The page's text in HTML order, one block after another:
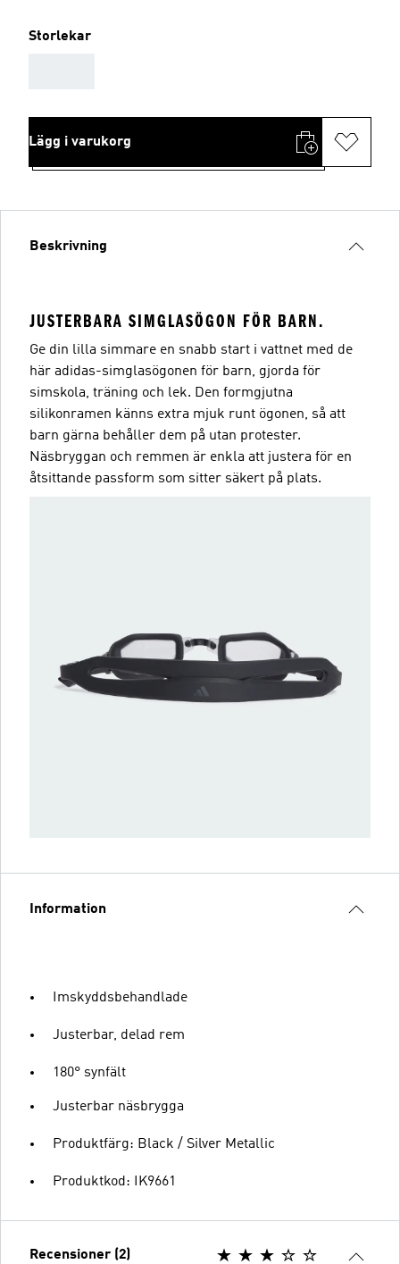
Storlekar
Lägg i varukorg
Beskrivning
JUSTERBARA SIMGLASÖGON FÖR BARN.
Ge din lilla simmare en snabb start i vattnet med de
här adidas-simglasögonen för barn, gjorda för
simskola, träning och lek. Den formgjutna
silikonramen känns extra mjuk runt ögonen, så att
barn gärna behåller dem på utan protester.
Näsbryggan och remmen är enkla att justera för en
åtsittande passform som sitter säkert på plats.
Information
Imskyddsbehandlade
Justerbar, delad rem
180° synfält
Justerbar näsbrygga
Produktfärg: Black / Silver Metallic
Produktkod: IK9661
Recensioner (2)